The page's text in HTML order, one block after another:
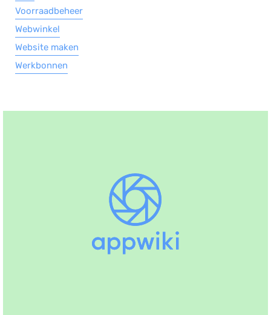
Voorraadbeheer
Webwinkel
Website maken
Werkbonnen